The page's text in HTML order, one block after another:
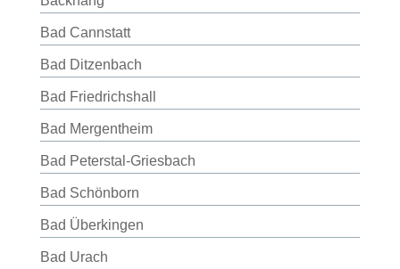
Bad Cannstatt
Bad Ditzenbach
Bad Friedrichshall
Bad Mergentheim
Bad Peterstal-Griesbach
Bad Schönborn
Bad Überkingen
Bad Urach